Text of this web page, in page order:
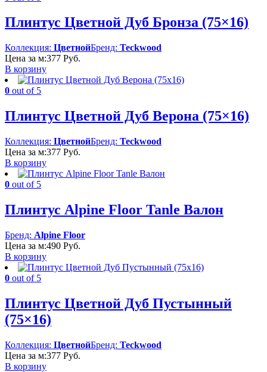
Плинтус Цветной Дуб Бронза (75×16)
Коллекция: ЦветнойБренд: Teckwood
Цена за м:377 Руб.
В корзину
0 out of 5
Плинтус Цветной Дуб Верона (75×16)
Коллекция: ЦветнойБренд: Teckwood
Цена за м:377 Руб.
В корзину
0 out of 5
Плинтус Alpine Floor Tanle Валон
Бренд: Alpine Floor
Цена за м:490 Руб.
В корзину
0 out of 5
Плинтус Цветной Дуб Пустынный
(75×16)
Коллекция: ЦветнойБренд: Teckwood
Цена за м:377 Руб.
В корзину